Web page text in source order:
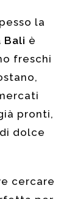
la
è
freschi
pronti,
dolce
cercare